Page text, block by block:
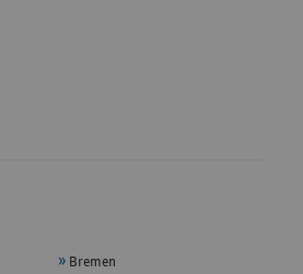
Bremen